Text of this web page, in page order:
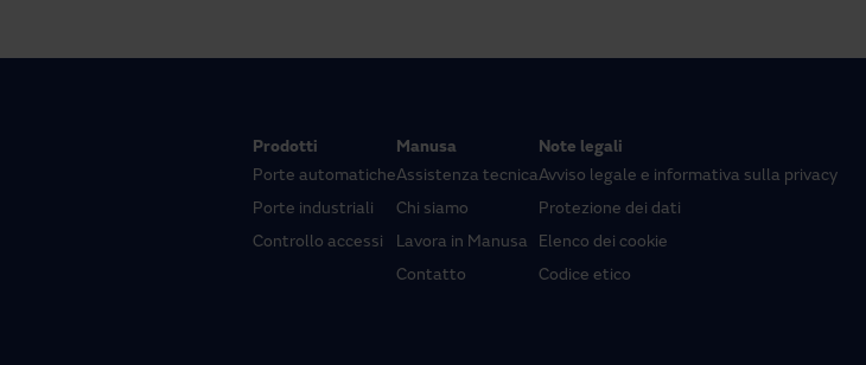
Prodotti
Porte automatiche
Porte industriali
Controllo accessi
Manusa
Assistenza tecnica
Chi siamo
Lavora in Manusa
Contatto
Note legali
Avviso legale e informativa sulla privacy
Protezione dei dati
Elenco dei cookie
Codice etico